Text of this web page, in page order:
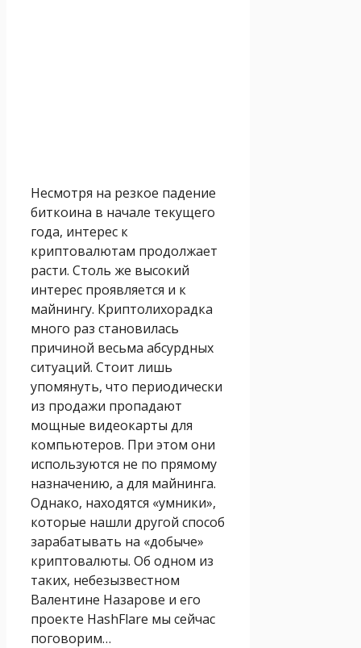
Несмотря на резкое падение
биткоина в начале текущего
года, интерес к
криптовалютам продолжает
расти. Столь же высокий
интерес проявляется и к
майнингу. Криптолихорадка
много раз становилась
причиной весьма абсурдных
ситуаций. Стоит лишь
упомянуть, что периодически
из продажи пропадают
мощные видеокарты для
компьютеров. При этом они
используются не по прямому
назначению, а для майнинга.
Однако, находятся «умники»,
которые нашли другой способ
зарабатывать на «добыче»
криптовалюты. Об одном из
таких, небезызвестном
Валентине Назарове и его
проекте HashFlare мы сейчас
поговорим…